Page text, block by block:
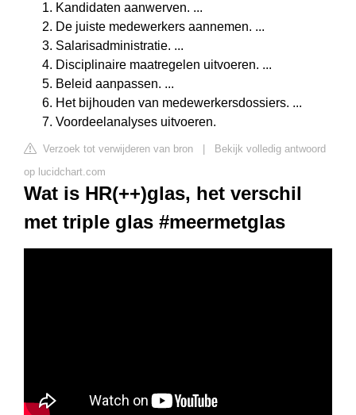
Kandidaten aanwerven. ...
De juiste medewerkers aannemen. ...
Salarisadministratie. ...
Disciplinaire maatregelen uitvoeren. ...
Beleid aanpassen. ...
Het bijhouden van medewerkersdossiers. ...
Voordeelanalyses uitvoeren.
Verzoek tot verwijderen van bron
Bekijk volledig antwoord
op lucidchart.com
Wat is HR(++)glas, het verschil
met triple glas #meermetglas